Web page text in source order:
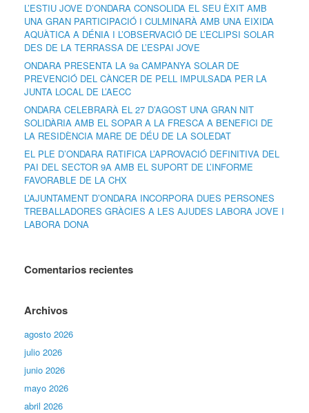
L’ESTIU JOVE D’ONDARA CONSOLIDA EL SEU ÈXIT AMB
UNA GRAN PARTICIPACIÓ I CULMINARÀ AMB UNA EIXIDA
AQUÀTICA A DÉNIA I L’OBSERVACIÓ DE L’ECLIPSI SOLAR
DES DE LA TERRASSA DE L’ESPAI JOVE
ONDARA PRESENTA LA 9a CAMPANYA SOLAR DE
PREVENCIÓ DEL CÀNCER DE PELL IMPULSADA PER LA
JUNTA LOCAL DE L’AECC
ONDARA CELEBRARÀ EL 27 D’AGOST UNA GRAN NIT
SOLIDÀRIA AMB EL SOPAR A LA FRESCA A BENEFICI DE
LA RESIDÈNCIA MARE DE DÉU DE LA SOLEDAT
EL PLE D’ONDARA RATIFICA L’APROVACIÓ DEFINITIVA DEL
PAI DEL SECTOR 9A AMB EL SUPORT DE L’INFORME
FAVORABLE DE LA CHX
L’AJUNTAMENT D’ONDARA INCORPORA DUES PERSONES
TREBALLADORES GRÀCIES A LES AJUDES LABORA JOVE I
LABORA DONA
Comentarios recientes
Archivos
agosto 2026
julio 2026
junio 2026
mayo 2026
abril 2026